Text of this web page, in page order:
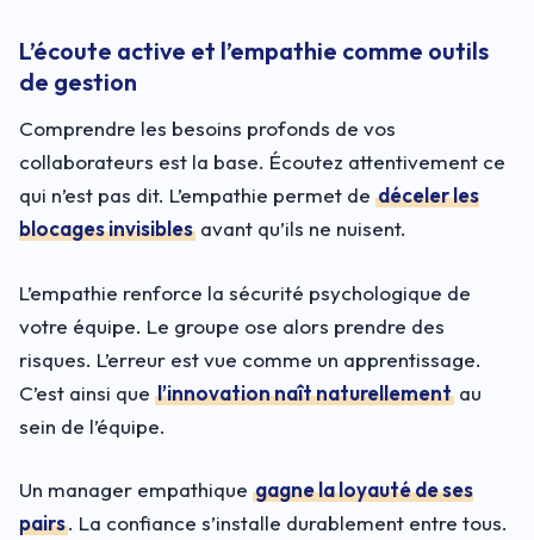
L’écoute active et l’empathie comme outils
de gestion
Comprendre les besoins profonds de vos
collaborateurs est la base. Écoutez attentivement ce
qui n’est pas dit. L’empathie permet de déceler les
blocages invisibles avant qu’ils ne nuisent.
L’empathie renforce la sécurité psychologique de
votre équipe. Le groupe ose alors prendre des
risques. L’erreur est vue comme un apprentissage.
C’est ainsi que l’innovation naît naturellement au
sein de l’équipe.
Un manager empathique gagne la loyauté de ses
pairs. La confiance s’installe durablement entre tous.